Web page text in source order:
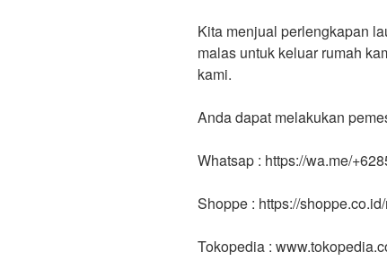
Kita menjual perlengkapan
malas untuk keluar rumah
kami.
Anda dapat melakukan
Whatsap : https://wa.me/
Shoppe : https://
Tokopedia :